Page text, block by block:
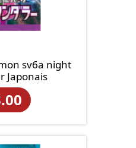
sv6a night
Japonais